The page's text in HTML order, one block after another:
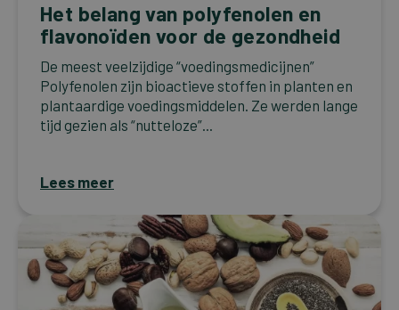
Het belang van polyfenolen en
flavonoïden voor de gezondheid
De meest veelzijdige “voedingsmedicijnen”
Polyfenolen zijn bioactieve stoffen in planten en
plantaardige voedingsmiddelen. Ze werden lange
tijd gezien als “nutteloze”...
Lees meer